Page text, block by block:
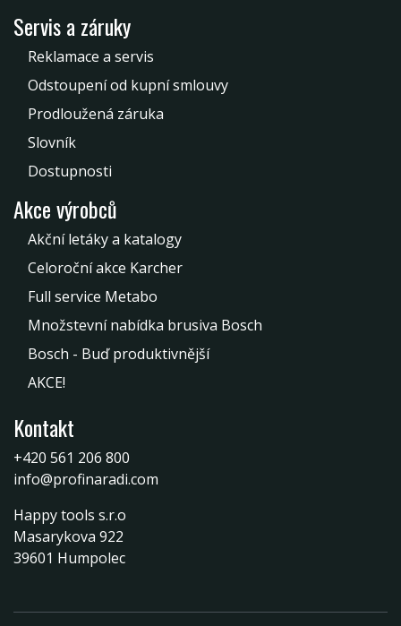
Servis a záruky
Reklamace a servis
Odstoupení od kupní smlouvy
Prodloužená záruka
Slovník
Dostupnosti
Akce výrobců
Akční letáky a katalogy
Celoroční akce Karcher
Full service Metabo
Množstevní nabídka brusiva Bosch
Bosch - Buď produktivnější
AKCE!
Kontakt
+420 561 206 800
info@profinaradi.com
Happy tools s.r.o
Masarykova 922
39601 Humpolec